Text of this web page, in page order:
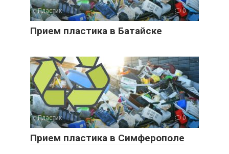
Пластик 0
Прием пластика в Батайске
Пластик 0
Прием пластика в Симферополе